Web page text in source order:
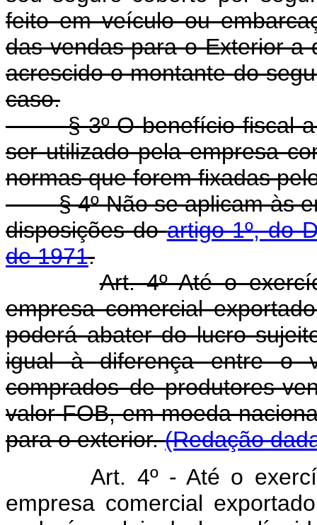
feito em veículo ou
das vendas para o Exterior a
acrescido o montante do
caso.
§ 3º O benefício fiscal a
ser utilizado pela empresa
normas que forem fixadas
§ 4º Não se aplicam às
disposições doartigo 1º, do
de 1971.
Art. 4º Até o
empresa comercial
poderá abater do lucro
igual à diferença entre o
comprados de produtores-
valor FOB, em moeda
para o exterior.(Redação
Art. 4º - Até o
empresa comercial